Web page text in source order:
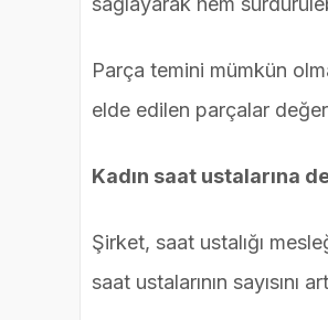
Parça temini mümkün
elde edilen parçalar
Kadın saat ustalarına
Şirket, saat ustalığı
saat ustalarının sayısını